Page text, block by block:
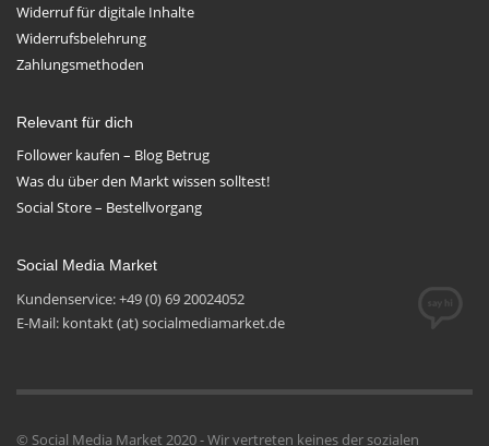
Widerruf für digitale Inhalte
Widerrufsbelehrung
Zahlungsmethoden
Relevant für dich
Follower kaufen – Blog Betrug
Was du über den Markt wissen solltest!
Social Store – Bestellvorgang
Social Media Market
Kundenservice: +49 (0) 69 20024052
E-Mail: kontakt (at) socialmediamarket.de
© Social Media Market 2020 - Wir vertreten keines der sozialen